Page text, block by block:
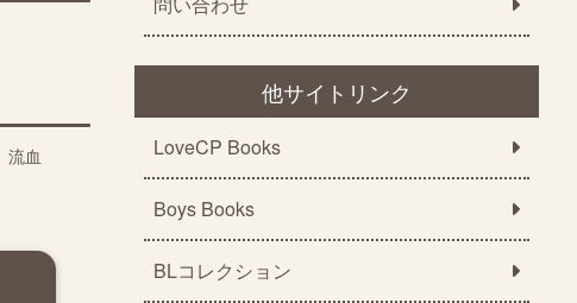
流血
他サイトリンク
LoveCP Books
Boys Books
BLコレクション